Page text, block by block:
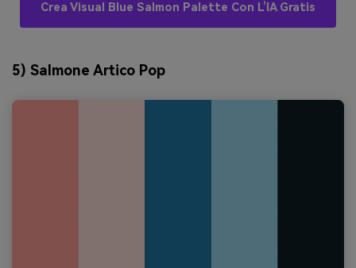
Crea Visual Blue Salmon Palette Con L’IA Gratis
5) Salmone Artico Pop